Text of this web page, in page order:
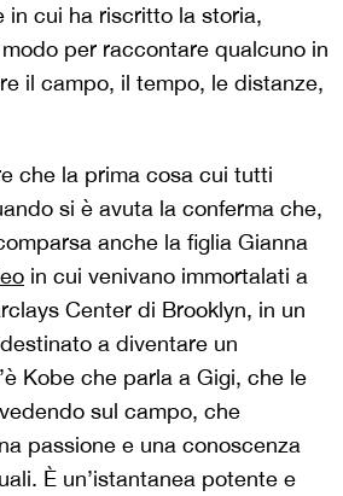
in cui ha riscritto la storia,
per raccontare qualcuno in
il campo, il tempo, le distanze,
che la prima cosa cui tutti
si è avuta la conferma che,
anche la figlia Gianna
in cui venivano immortalati a
Center di Brooklyn, in un
a diventare un
Kobe che parla a Gigi, che le
sul campo, che
passione e una conoscenza
È un’istantanea potente e